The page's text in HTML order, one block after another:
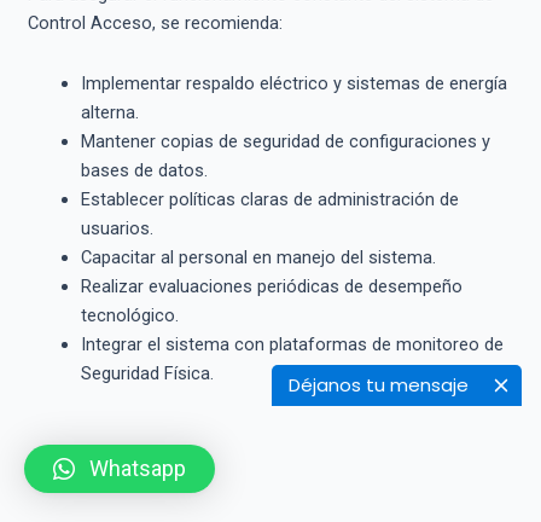
Déjanos tu mensaje
Control Acceso, se recomienda:
Implementar respaldo eléctrico y sistemas de energía
alterna.
Mantener copias de seguridad de configuraciones y
bases de datos.
Establecer políticas claras de administración de
usuarios.
Capacitar al personal en manejo del sistema.
Realizar evaluaciones periódicas de desempeño
tecnológico.
Integrar el sistema con plataformas de monitoreo de
Seguridad Física.
Whatsapp